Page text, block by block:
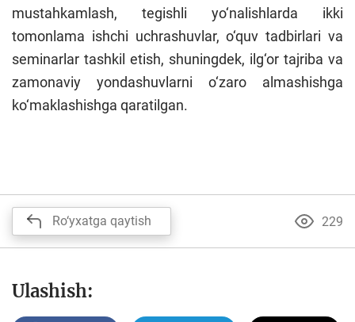
mustahkamlash, tegishli yo‘nalishlarda ikki
tomonlama ishchi uchrashuvlar, o‘quv tadbirlari va
seminarlar tashkil etish, shuningdek, ilg‘or tajriba va
zamonaviy yondashuvlarni o‘zaro almashishga
ko‘maklashishga qaratilgan.
Ro‘yxatga qaytish 229
Ulashish: